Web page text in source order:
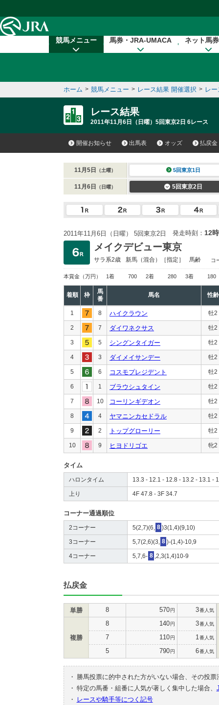
競馬メニュー 馬券・JRA-UMACA ネット馬
ホーム > 競馬メニュー > レース結果 開催選択 > レ
レース結果
2011年11月6日（日曜）5回東京2日 6レース
開催お知らせ 出馬表 オッズ 払戻金
11月5日 （土曜） 5回東京1日
11月6日 （日曜） 5回東京2日
2011年11月6日（日曜） 5回東京2日 発走時刻： 12
メイクデビュー東京
サラ系2歳 新馬 （混合）［指定］ 馬齢 コ
本賞金 （万円） 1着 700 2着 280 3着 180
着順 枠
馬
番
馬名 性齢
1 8 ハイクラウン 牡2
2 7 ダイワネクサス 牡2
3 5 シングンタイガー 牡2
4 3 ダイメイサンデー 牡2
5 6 コスモプレジデント 牡2
6 1 ブラウシュタイン 牡2
7 10 コーリンギデオン 牡2
8 4 ヤマニンカセドラル 牡2
9 2 トップグローリー 牡2
10 9 ヒヨドリゴエ 牝2
タイム
ハロンタイム 13.3 - 12.1 - 12.8 - 13.2 - 13.1 -
上り 4F 47.8 - 3F 34.7
コーナー通過順位
2コーナー 5(2,7)(6, 8 )3(1,4)(9,10)
3コーナー 5,7(2,6)(3, 8 )-(1,4)-10,9
4コーナー 5,7,6- 8 ,2,3(1,4)10-9
払戻金
単勝 8 570円 3番人気
複勝
8 140円 3番人気
7 110円 1 番人気
5 790円 6番人気
・
勝馬投票に的中された方がいない場合、その投
・ 特定の馬番・組番に人気が著しく集中した場合、
・
レースや騎手等につく記号